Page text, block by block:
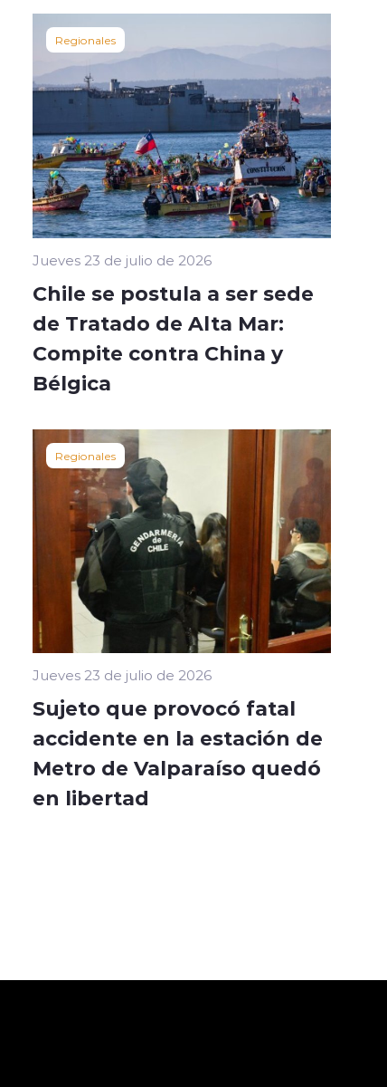
Regionales
Jueves 23 de julio de 2026
Chile se postula a ser sede
de Tratado de Alta Mar:
Compite contra China y
Bélgica
Regionales
Jueves 23 de julio de 2026
Sujeto que provocó fatal
accidente en la estación de
Metro de Valparaíso quedó
en libertad